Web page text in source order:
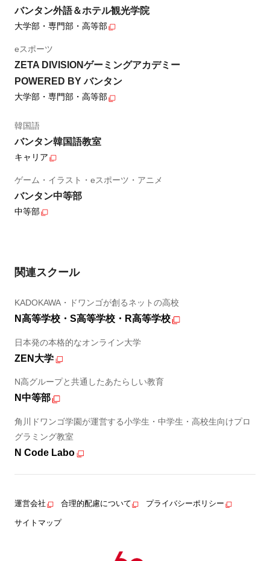
バンタン外語＆ホテル観光学院
大学部・専門部・高等部
eスポーツ
ZETA DIVISIONゲーミングアカデミー
POWERED BY バンタン
大学部・専門部・高等部
韓国語
バンタン韓国語教室
キャリア
ゲーム・イラスト・eスポーツ・アニメ
バンタン中等部
中等部
関連スクール
KADOKAWA・ドワンゴが創るネットの高校
N高等学校・S高等学校・R高等学校
日本発の本格的なオンライン大学
ZEN大学
N高グループと共通したあたらしい教育
N中等部
角川ドワンゴ学園が運営する小学生・中学生・高校生向けプロ
グラミング教室
N Code Labo
運営会社 合理的配慮について プライバシーポリシー
サイトマップ